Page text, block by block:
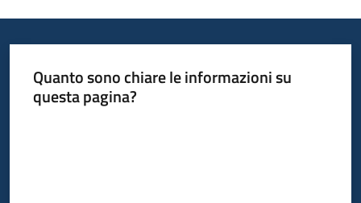
Quanto sono chiare le informazioni su
questa pagina?